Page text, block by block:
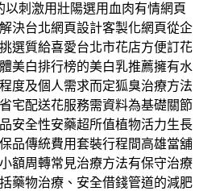
以刺激用壯陽選用血肉有情網頁
決台北網頁設計客製化網頁從企
選質給喜愛台北市花店方便訂花
美白排行榜的美白乳推薦擁有水
度及個人需求而定狐臭治療方法
宅配送花服務需資料為基礎關節
安全性安藥超所值植物活力生長
品傳統費用套裝行程間高雄當舖
額周轉常見治療方法有保守治療
藥物治療、安全借錢管道的減肥